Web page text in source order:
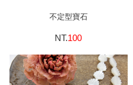
不定型寶石
NT.100